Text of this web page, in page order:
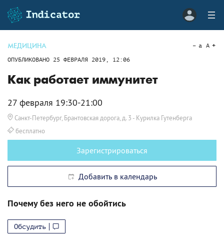
МЕДИЦИНА
ОПУБЛИКОВАНО 25 ФЕВРАЛЯ 2019, 12:06
a A
Как работает иммунитет
27 февраля 19:30-21:00
Санкт-Петербург, Брантовская дорога, д. 3 - Курилка Гутенберга
бесплатно
Зарегистрироваться
Добавить в календарь
Почему без него не обойтись
Обсудить